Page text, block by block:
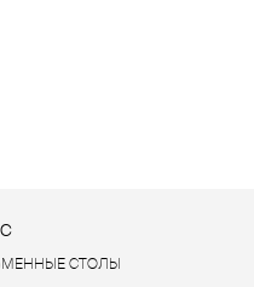
СТОЛЫ